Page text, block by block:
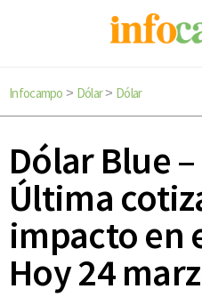
Infocampo > Dólar> Dólar
Dólar Blue
Última
impacto en
Hoy 24